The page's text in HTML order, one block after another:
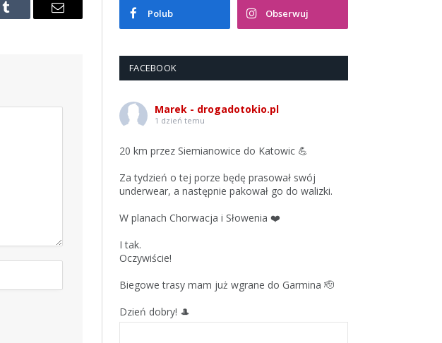
Tumblr Email Polub Obserwuj
FACEBOOK
Marek - drogadotokio.pl
1 dzień temu
20 km przez Siemianowice do Katowic 💪
Za tydzień o tej porze będę prasował swój
underwear, a następnie pakował go do walizki.
W planach Chorwacja i Słowenia ❤️
I tak.
Oczywiście!
Biegowe trasy mam już wgrane do Garmina 🫡
Dzień dobry! 🎩